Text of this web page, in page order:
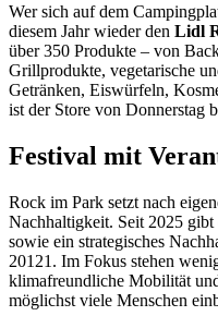
Wer sich auf dem
diesem Jahr wieder den Lidl
über 350 Produkte – von
Grillprodukte, vegetarische
Getränken, Eiswürfeln,
ist der Store von Donnerstag
Festival mit
Rock im Park setzt nach
Nachhaltigkeit. Seit 2025 gibt
sowie ein strategisches
20121. Im Fokus stehen
klimafreundliche Mobilität
möglichst viele Menschen